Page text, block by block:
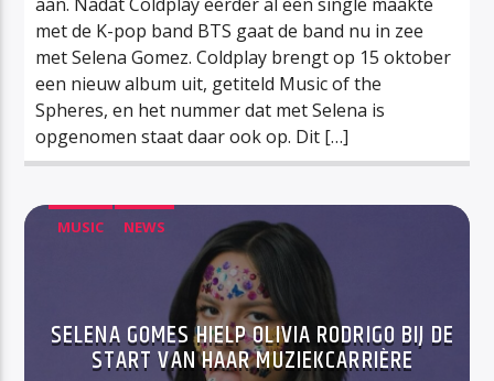
met de K-pop band BTS gaat de band nu in zee
met Selena Gomez. Coldplay brengt op 15 oktober
een nieuw album uit, getiteld Music of the
Spheres, en het nummer dat met Selena is
opgenomen staat daar ook op. Dit […]
MUSIC NEWS
SELENA GOMES HIELP OLIVIA RODRIGO BIJ DE
START VAN HAAR MUZIEKCARRIÈRE